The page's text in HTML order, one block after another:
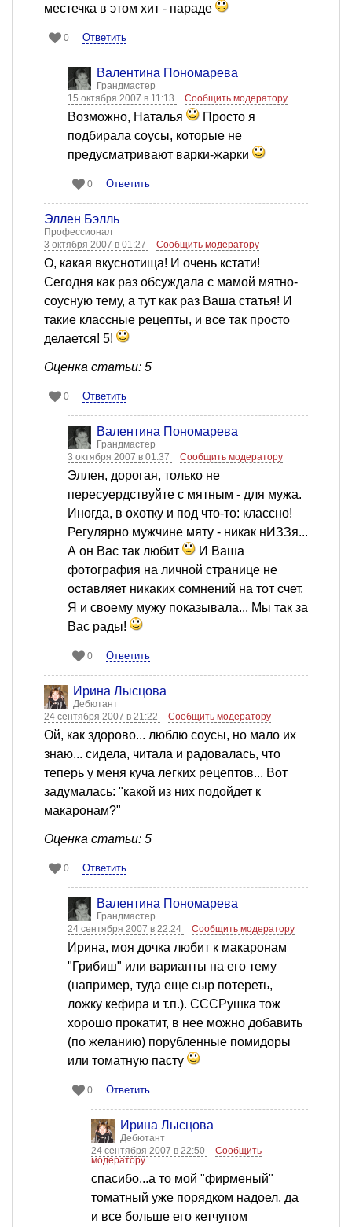
местечка в этом хит - параде
0 Ответить
Валентина Пономарева
Грандмастер
15 октября 2007 в 11:13
Сообщить модератору
Возможно, Наталья
Просто я
подбирала соусы, которые не
предусматривают варки-жарки
0 Ответить
Эллен Бэлль
Профессионал
3 октября 2007 в 01:27
Сообщить модератору
О, какая вкуснотища! И очень кстати!
Сегодня как раз обсуждала с мамой мятно-
соусную тему, а тут как раз Ваша статья! И
такие классные рецепты, и все так просто
делается! 5!
Оценка статьи: 5
0 Ответить
Валентина Пономарева
Грандмастер
3 октября 2007 в 01:37
Сообщить модератору
Эллен, дорогая, только не
пересуердствуйте с мятным - для мужа.
Иногда, в охотку и под что-то: классно!
Регулярно мужчине мяту - никак нИЗЗя...
А он Вас так любит
И Ваша
фотография на личной странице не
оставляет никаких сомнений на тот счет.
Я и своему мужу показывала... Мы так за
Вас рады!
0 Ответить
Ирина Лысцова
Дебютант
24 сентября 2007 в 21:22
Сообщить модератору
Ой, как здорово... люблю соусы, но мало их
знаю... сидела, читала и радовалась, что
теперь у меня куча легких рецептов... Вот
задумалась: "какой из них подойдет к
макаронам?"
Оценка статьи: 5
0 Ответить
Валентина Пономарева
Грандмастер
24 сентября 2007 в 22:24
Сообщить модератору
Ирина, моя дочка любит к макаронам
"Грибиш" или варианты на его тему
(например, туда еще сыр потереть,
ложку кефира и т.п.). СССРушка тож
хорошо прокатит, в нее можно добавить
(по желанию) порубленные помидоры
или томатную пасту
0 Ответить
Ирина Лысцова
Дебютант
24 сентября 2007 в 22:50
Сообщить
модератору
спасибо...а то мой "фирменый"
томатный уже порядком надоел, да
и все больше его кетчупом